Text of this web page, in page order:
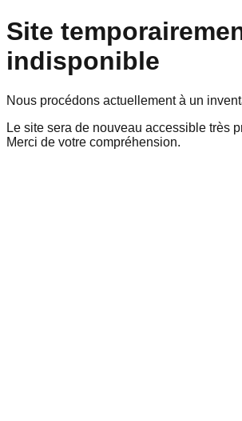
Site
indisponible
Nous procédons actuellement à un
Le site sera de nouveau accessible très
Merci de votre compréhension.